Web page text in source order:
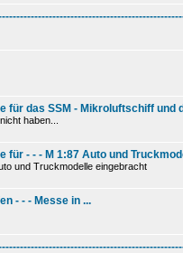
für das SSM - Mikroluftschiff und
haben...
für - - - M 1:87 Auto und
und Truckmodelle eingebracht
- - - Messe in ...